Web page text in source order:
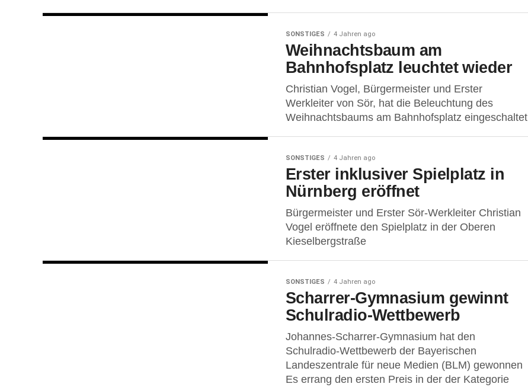
SONSTIGES 4 Jahren ago
Weihnachtsbaum am
Bahnhofsplatz leuchtet wieder
Christian Vogel, Bürgermeister und Erster
Werkleiter von Sör, hat die Beleuchtung des
Weihnachtsbaums am Bahnhofsplatz eingeschaltet
SONSTIGES 4 Jahren ago
Erster inklusiver Spielplatz in
Nürnberg eröffnet
Bürgermeister und Erster Sör-Werkleiter Christian
Vogel eröffnete den Spielplatz in der Oberen
Kieselbergstraße
SONSTIGES 4 Jahren ago
Scharrer-Gymnasium gewinnt
Schulradio-Wettbewerb
Johannes-Scharrer-Gymnasium hat den
Schulradio-Wettbewerb der Bayerischen
Landeszentrale für neue Medien (BLM) gewonnen
Es errang den ersten Preis in der der Kategorie